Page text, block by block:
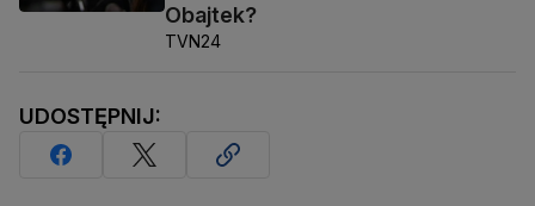
Obajtek?
TVN24
UDOSTĘPNIJ: